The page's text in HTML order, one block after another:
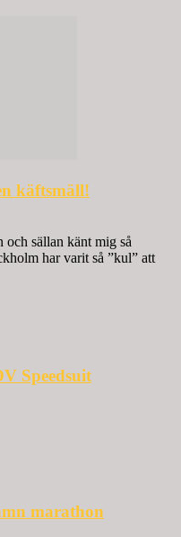
käftsmäll!
och sällan känt mig så
har varit så ”kul” att
Speedsuit
marathon